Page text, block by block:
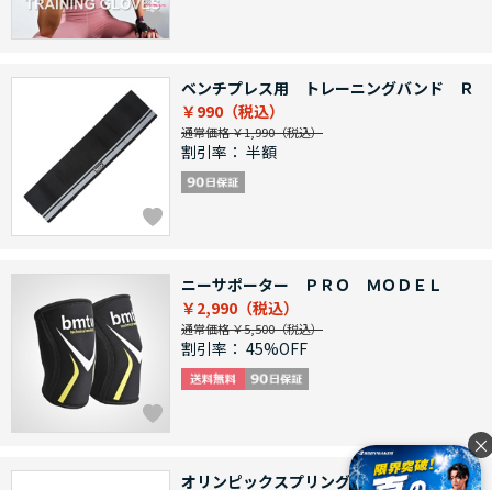
×
ベンチプレス用 トレーニングバンド Ｒ
￥990
通常価格 ￥1,990
割引率： 半額
ニーサポーター ＰＲＯ ＭＯＤＥＬ
￥2,990
通常価格 ￥5,500
割引率： 45%OFF
オリンピックスプリングカラーＮＥＷ ２